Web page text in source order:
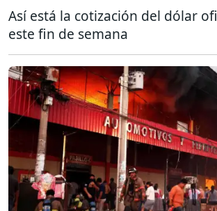
Así está la cotización del dólar
este fin de semana